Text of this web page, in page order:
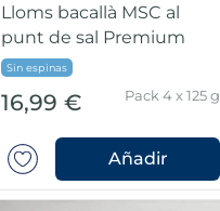
Lloms bacallà MSC al
punt de sal Premium
Sin espinas
16,99 € Pack 4 x 125 g
Añadir